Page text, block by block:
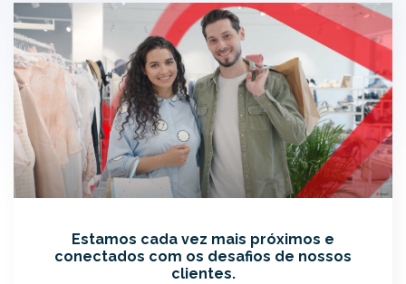
Estamos cada vez mais próximos e
conectados com os desafios de nossos
clientes.